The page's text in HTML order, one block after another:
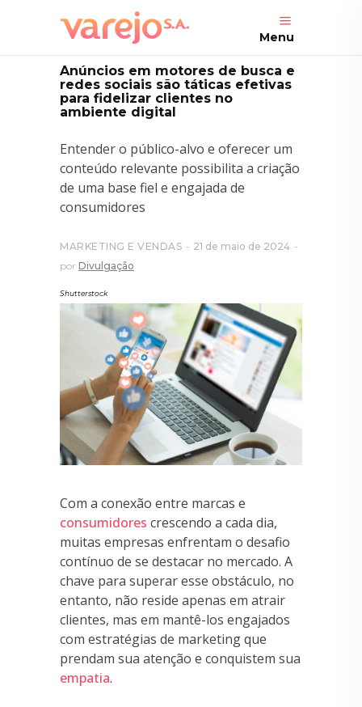
Menu
Anúncios em motores de busca e
redes sociais são táticas efetivas
para fidelizar clientes no
ambiente digital
Entender o público-alvo e oferecer um
conteúdo relevante possibilita a criação
de uma base fiel e engajada de
consumidores
MARKETING E VENDAS
21 de maio de 2024
por Divulgação
Shutterstock
Com a conexão entre marcas e
consumidores crescendo a cada dia,
muitas empresas enfrentam o desafio
contínuo de se destacar no mercado. A
chave para superar esse obstáculo, no
entanto, não reside apenas em atrair
clientes, mas em mantê-los engajados
com estratégias de marketing que
prendam sua atenção e conquistem sua
empatia.